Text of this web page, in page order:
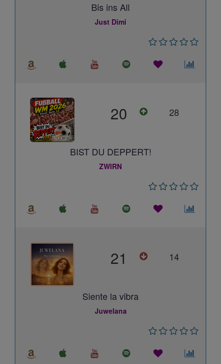
Bis ins All
Just Dimi
20 28
BIST DU DEPPERT!
ZWIRN
21 14
Siente la vibra
Juwelana